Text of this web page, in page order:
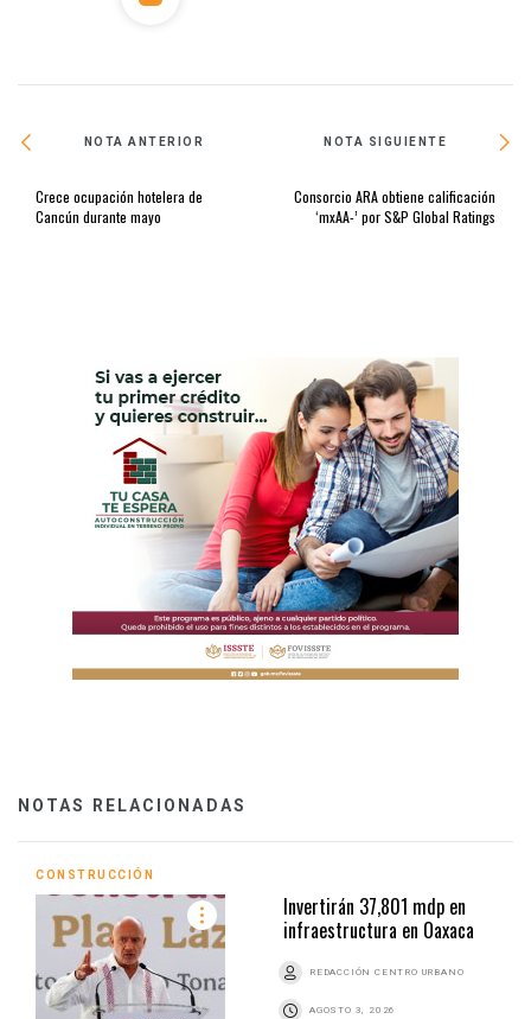
NOTA ANTERIOR
Crece ocupación hotelera de
Cancún durante mayo
NOTA SIGUIENTE
Consorcio ARA obtiene calificación
‘mxAA-’ por S&P Global Ratings
NOTAS RELACIONADAS
CONSTRUCCIÓN
Invertirán 37,801 mdp en
infraestructura en Oaxaca
REDACCIÓN CENTRO URBANO
AGOSTO 3, 2026